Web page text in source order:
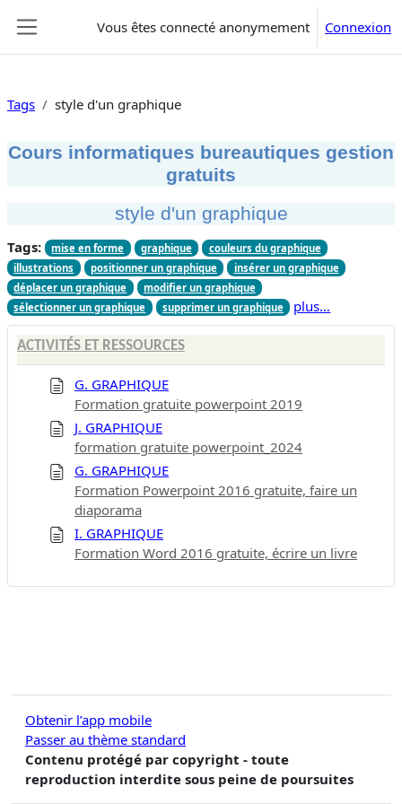
Vous êtes connecté anonymement Connexion
Tags style d'un graphique
Cours informatiques bureautiques gestion
gratuits
style d'un graphique
Tags: mise en forme graphique
couleurs du graphique
illustrations
positionner un graphique
insérer un graphique
déplacer un graphique
modifier un graphique
sélectionner un graphique
supprimer un graphique plus…
ACTIVITÉS ET RESSOURCES
G. GRAPHIQUE
Formation gratuite powerpoint 2019
J. GRAPHIQUE
formation gratuite powerpoint_2024
G. GRAPHIQUE
Formation Powerpoint 2016 gratuite, faire un
diaporama
I. GRAPHIQUE
Formation Word 2016 gratuite, écrire un livre
Obtenir l’app mobile
Passer au thème standard
Contenu protégé par copyright - toute
reproduction interdite sous peine de poursuites